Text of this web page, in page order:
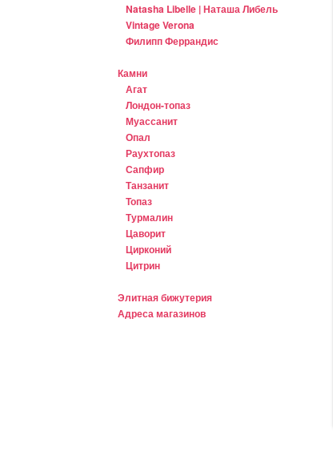
Natasha Libelle | Наташа Либель
Vintage Verona
Филипп Феррандис
Камни
Агат
Лондон-топаз
Муассанит
Опал
Раухтопаз
Сапфир
Танзанит
Топаз
Турмалин
Цаворит
Цирконий
Цитрин
Элитная бижутерия
Адреса магазинов